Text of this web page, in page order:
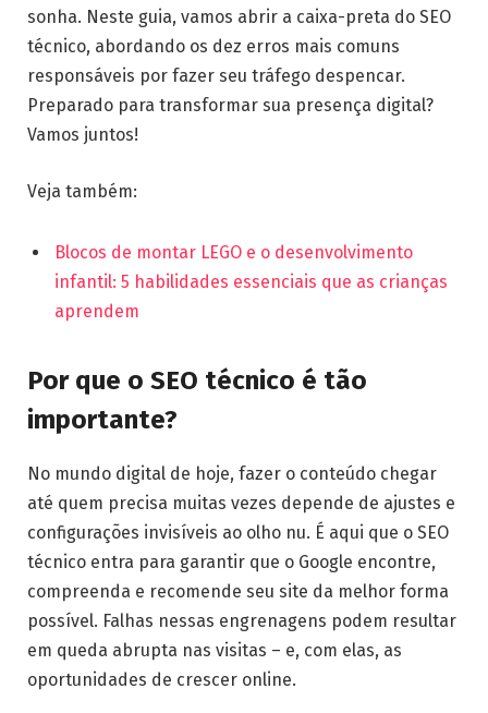
sonha. Neste guia, vamos abrir a caixa-preta do SEO
técnico, abordando os dez erros mais comuns
responsáveis por fazer seu tráfego despencar.
Preparado para transformar sua presença digital?
Vamos juntos!
Veja também:
Blocos de montar LEGO e o desenvolvimento
infantil: 5 habilidades essenciais que as crianças
aprendem
Por que o SEO técnico é tão
importante?
No mundo digital de hoje, fazer o conteúdo chegar
até quem precisa muitas vezes depende de ajustes e
configurações invisíveis ao olho nu. É aqui que o SEO
técnico entra para garantir que o Google encontre,
compreenda e recomende seu site da melhor forma
possível. Falhas nessas engrenagens podem resultar
em queda abrupta nas visitas – e, com elas, as
oportunidades de crescer online.